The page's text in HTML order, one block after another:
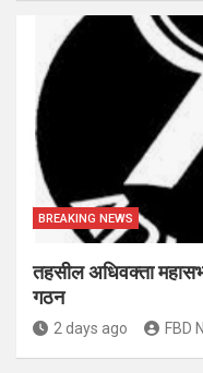
BREAKING NEWS
तहसील अधिवक्ता
गठन
2 days ago FBD